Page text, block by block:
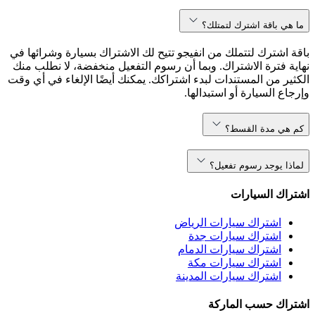
ما هي باقة اشترك لتمتلك؟
باقة اشترك لتتملك من انفيجو تتيح لك الاشتراك بسيارة وشرائها في
نهاية فترة الاشتراك. وبما أن رسوم التفعيل منخفضة، لا نطلب منك
الكثير من المستندات لبدء اشتراكك. يمكنك أيضًا الإلغاء في أي وقت
وإرجاع السيارة أو استبدالها.
كم هي مدة القسط؟
لماذا يوجد رسوم تفعيل؟
اشتراك السيارات
اشتراك سيارات الرياض
اشتراك سيارات جدة
اشتراك سيارات الدمام
اشتراك سيارات مكة
اشتراك سيارات المدينة
اشتراك حسب الماركة